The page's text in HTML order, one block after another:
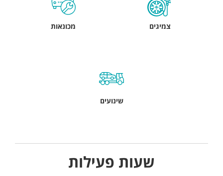
צמיגים מכונאות
שינועים
שעות פעילות